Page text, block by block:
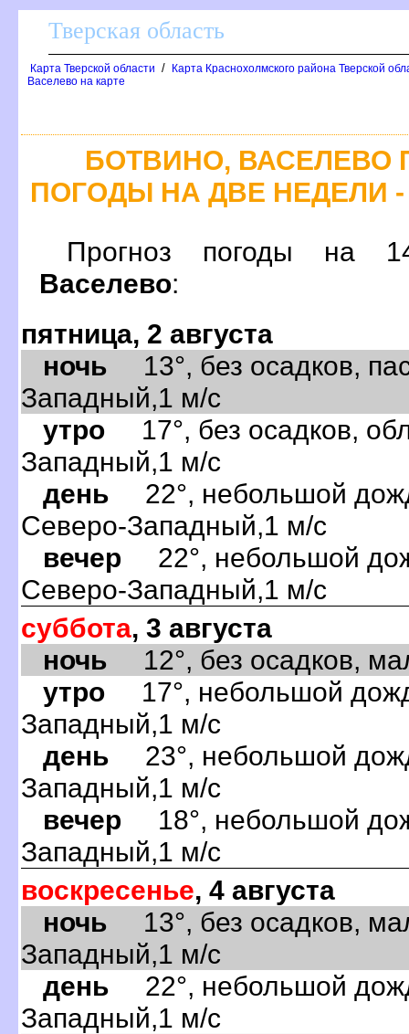
Тверская область
Карта Тверской области /
Карта Краснохолмского района Тверской
Васелево на карте
БОТВИНО, ВАСЕЛЕВО
ПОГОДЫ НА ДВЕ НЕДЕЛИ
Прогноз погоды
Васелево:
пятница, 2 августа
ночь 13°, без осадков,
Западный,1 м/с
утро 17°, без осадков,
Западный,1 м/с
день 22°, небольшой
Северо-Западный,1 м/с
вечер 22°, небольшой
Северо-Западный,1 м/с
суббота, 3 августа
ночь 12°, без осадков,
утро 17°, небольшой
Западный,1 м/с
день 23°, небольшой
Западный,1 м/с
вечер 18°, небольшой
Западный,1 м/с
воскресенье, 4 августа
ночь 13°, без осадков,
Западный,1 м/с
день 22°, небольшой
Западный,1 м/с